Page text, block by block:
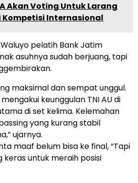
Akan Voting Untuk Larang
Kompetisi Internasional
pelatih Bank Jatim
asuhnya sudah berjuang, tapi
maksimal dan sempat unggul.
keunggulan TNI AU di
di set kelima. Kelemahan
yang kurang stabil
ujarnya.
maaf belum bisa ke final, “Tapi
keras untuk meraih posisi